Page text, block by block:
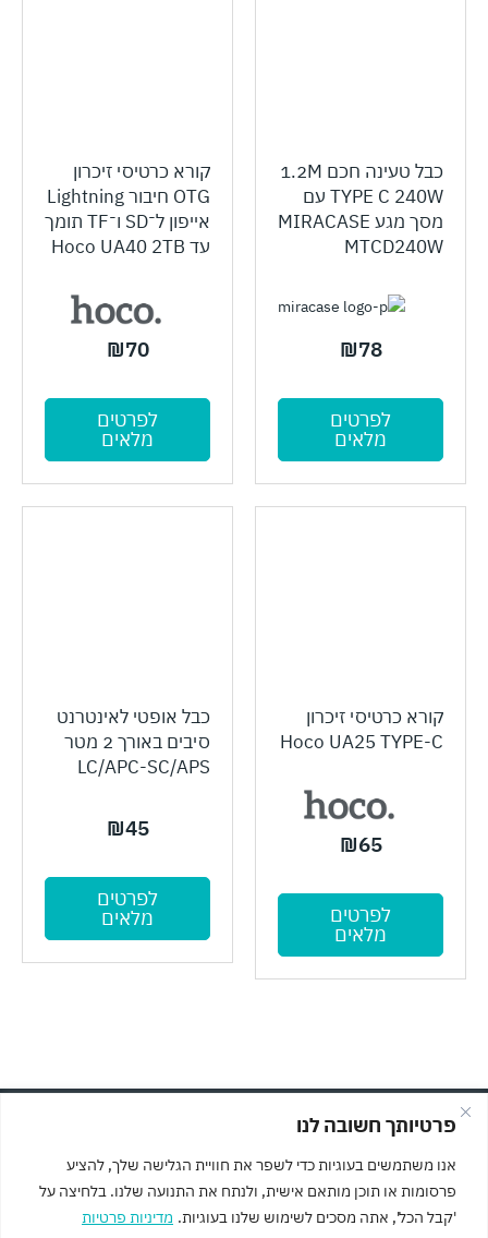
פרטיותך חשובה לנו
אנו משתמשים בעוגיות כדי לשפר את חוויית הגלישה שלך, להציע
פרסומות או תוכן מותאם אישית, ולנתח את התנועה שלנו. בלחיצה על
'קבל הכל', אתה מסכים לשימוש שלנו בעוגיות. מדיניות פרטיות
כבל טעינה חכם 1.2M
TYPE C 240W עם
מסך מגע MIRACASE
MTCD240W
₪78
לפרטים
מלאים
קורא כרטיסי זיכרון
OTG חיבור Lightning
אייפון ל־SD ו־TF תומך
עד Hoco UA40 2TB
₪70
לפרטים
מלאים
קורא כרטיסי זיכרון
Hoco UA25 TYPE-C
₪65
לפרטים
מלאים
כבל אופטי לאינטרנט
סיבים באורך 2 מטר
LC/APC-SC/APS
₪45
לפרטים
מלאים
© כל הזכויות שמורות לMASOFT מחשבים וגיימינג
מדיניות פרטיות
הצהרת נגישות